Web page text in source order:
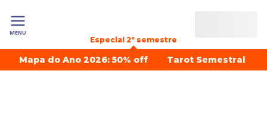
MENU
Especial 2º semestre
Mapa do Ano 2026: 50% off Tarot Semestral